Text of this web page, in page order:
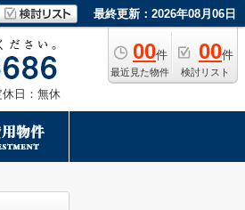
最終更新：2026年08月06日
00件
最近見た物件
00件
検討リスト
日：無休